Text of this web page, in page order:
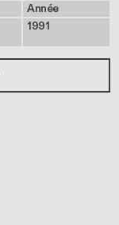
Année
1991